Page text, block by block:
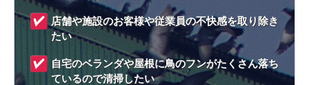
店舗や施設のお客様や従業員の不快感を取り除き
たい
自宅のベランダや屋根に鳥のフンがたくさん落ち
ているので清掃したい